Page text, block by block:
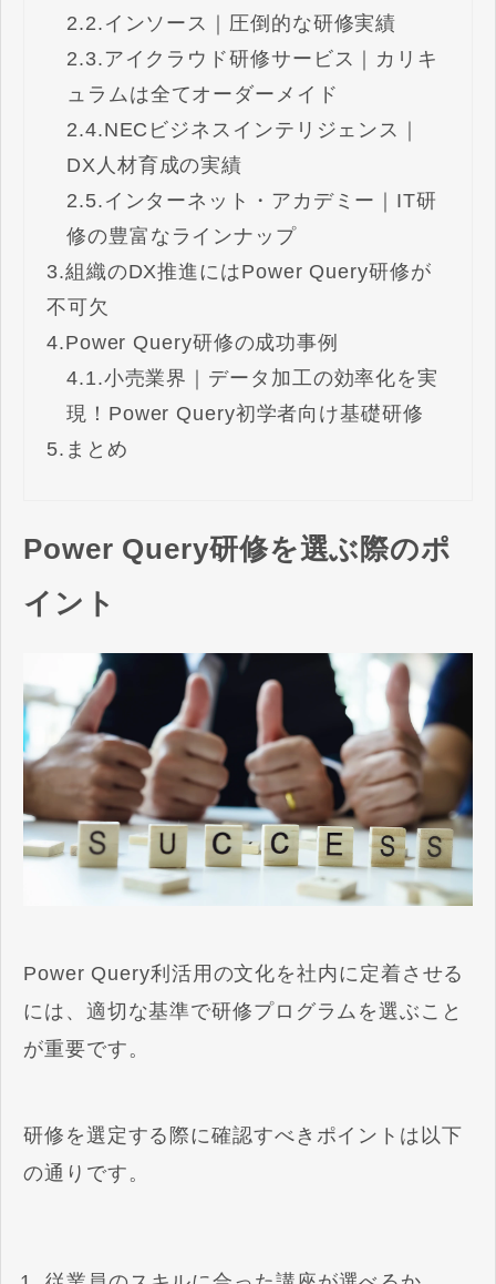
2.2. インソース｜圧倒的な研修実績
2.3.アイクラウド研修サービス｜カリキ
ュラムは全てオーダーメイド
2.4.NECビジネスインテリジェンス｜
DX人材育成の実績
2.5. インターネット・アカデミー｜IT研
修の豊富なラインナップ
3.組織のDX推進にはPower Query研修が
不可欠
4.Power Query研修の成功事例
4.1.小売業界｜データ加工の効率化を実
現！Power Query初学者向け基礎研修
5. まとめ
Power Query研修を選ぶ際のポ
イント
Power Query利活用の文化を社内に定着させる
には、適切な基準で研修プログラムを選ぶこと
が重要です。
研修を選定する際に確認すべきポイントは以下
の通りです。